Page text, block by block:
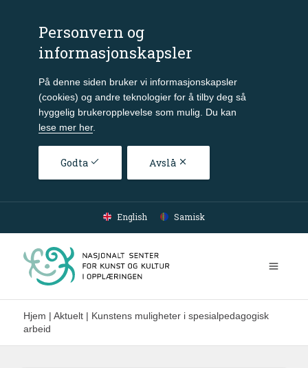
Personvern og
informasjonskapsler
På denne siden bruker vi informasjonskapsler
(cookies) og andre teknologier for å tilby deg så
hyggelig brukeropplevelse som mulig. Du kan
lese mer her.
Godta Avslå
Gå til hovedinnhold
English Samisk
Hjem | Aktuelt | Kunstens muligheter i spesialpedagogisk
arbeid